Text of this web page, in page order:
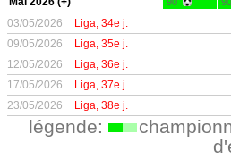
03/05/2026 Liga, 34e j.
09/05/2026
Liga, 35e j.
12/05/2026
Liga, 36e j.
17/05/2026
Liga, 37e j.
23/05/2026
Liga, 38e j.
légende: